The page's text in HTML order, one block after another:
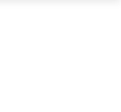
Enterprise